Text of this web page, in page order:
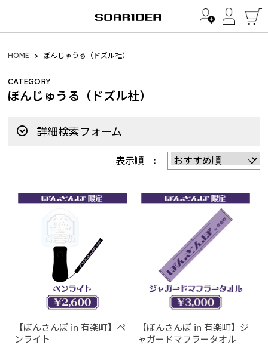
Category
イ・ビョンホン / LEE BYUNG HUN
a1857（BinTRoLL）
2024 Birthday Goods
2026 summer collections
2025 summer collections
2025 winter collection
2024 summer collections
2024 winter collection
2023 summer collection
ゲーム実況者カウントダウン
HOME ぼんじゅうる（ドズル社）
CATEGORY
ぼんじゅうる（ドズル社）
詳細検索フォーム
表示順 :
【ぼんさんぽ in 有楽町】ペ
ンライト
【ぼんさんぽ in 有楽町】ジ
ャガードマフラータオル